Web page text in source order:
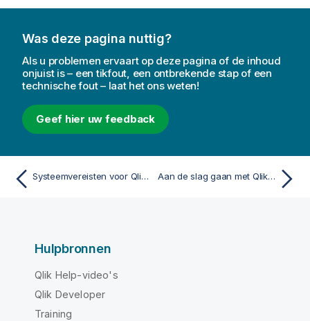
Was deze pagina nuttig?
Als u problemen ervaart op deze pagina of de inhoud
onjuist is – een tikfout, een ontbrekende stap of een
technische fout – laat het ons weten!
Geef hier uw feedback
Systeemvereisten voor QlikView Aan de slag gaan met QlikView
Hulpbronnen
Qlik Help-video's
Qlik Developer
Training